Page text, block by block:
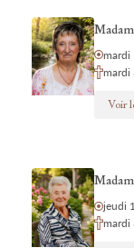
mardi
mardi
Voir
jeudi
mardi